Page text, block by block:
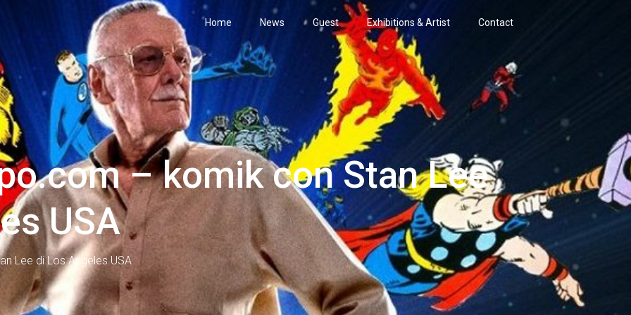
Home News Guest Exhibitions & Artist Contact
– komik con Stan Lee
USA
Lee di Los Angeles USA